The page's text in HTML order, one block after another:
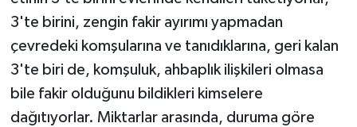
3'te birini, zengin fakir ayırımı yapmadan
çevredeki komşularına ve tanıdıklarına, geri kalan
3'te biri de, komşuluk, ahbaplık ilişkileri olmasa
bile fakir olduğunu bildikleri kimselere
dağıtıyorlar. Miktarlar arasında, duruma göre